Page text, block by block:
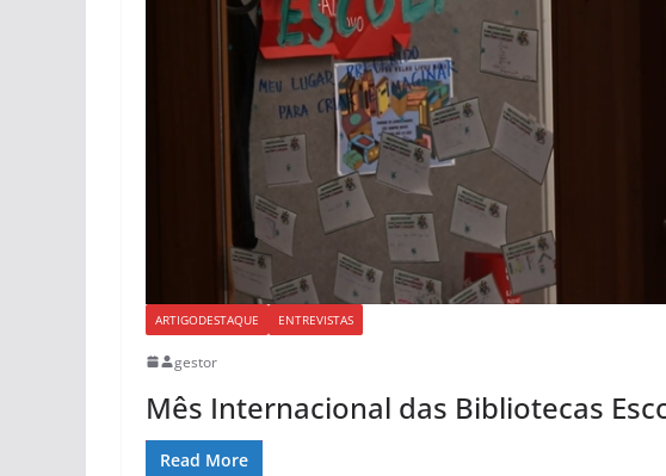
ARTIGODESTAQUE ENTREVISTAS
gestor
Mês Internacional das Bibliotecas
Read More